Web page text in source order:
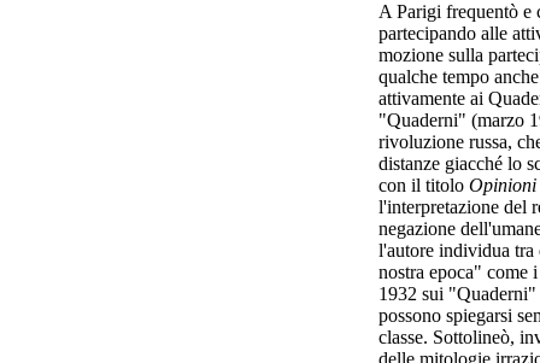
A Parigi frequentò
partecipando alle
mozione sulla
qualche tempo
attivamente ai
"Quaderni" (marzo
rivoluzione russa,
distanze giacché lo
con il titolo Opinioni
l'interpretazione del
negazione
l'autore individua tra
nostra epoca" come
1932 sui
possono spiegarsi
classe. Sottolineò,
delle mitologie